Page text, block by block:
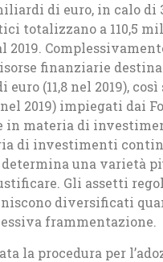
di euro, in calo di
totalizzano a 110,5
2019.
finanziarie
(11,8 nel 2019),
2019) impiegati dai
in materia di
di investimenti
una varietà
Gli assetti
diversificati
frammentazione.
la procedura per